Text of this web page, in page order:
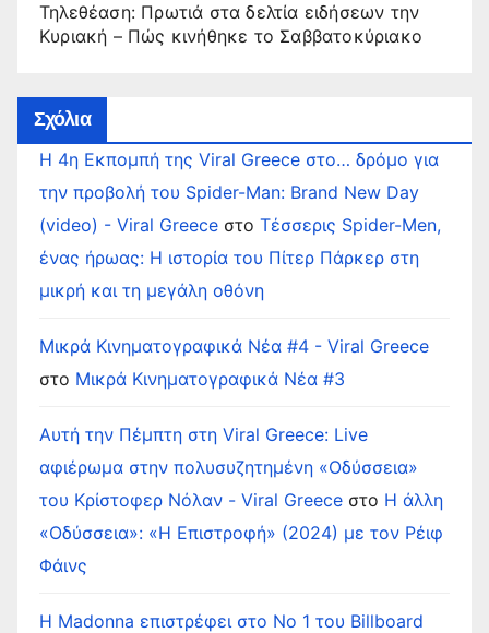
Τηλεθέαση: Πρωτιά στα δελτία ειδήσεων την
Κυριακή – Πώς κινήθηκε το Σαββατοκύριακο
Σχόλια
Η 4η Εκπομπή της Viral Greece στο… δρόμο για
την προβολή του Spider-Man: Brand New Day
(video) - Viral Greece στο Τέσσερις Spider-Men,
ένας ήρωας: Η ιστορία του Πίτερ Πάρκερ στη
μικρή και τη μεγάλη οθόνη
Μικρά Κινηματογραφικά Νέα #4 - Viral Greece
στο Μικρά Κινηματογραφικά Νέα #3
Αυτή την Πέμπτη στη Viral Greece: Live
αφιέρωμα στην πολυσυζητημένη «Οδύσσεια»
του Κρίστοφερ Νόλαν - Viral Greece στο Η άλλη
«Οδύσσεια»: «Η Επιστροφή» (2024) με τον Ρέιφ
Φάινς
Η Madonna επιστρέφει στο Νο 1 του Billboard